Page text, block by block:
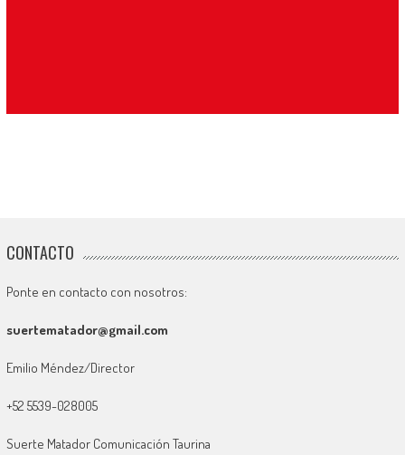
CONTACTO
Ponte en contacto con nosotros:
suertematador@gmail.com
Emilio Méndez/Director
+52 5539-028005
Suerte Matador Comunicación Taurina